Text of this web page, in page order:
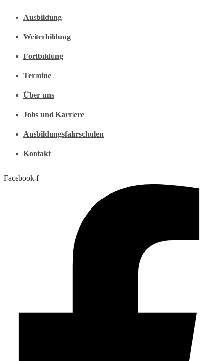
Ausbildung
Weiterbildung
Fortbildung
Termine
Über uns
Jobs und Karriere
Ausbildungsfahrschulen
Kontakt
Facebook-f